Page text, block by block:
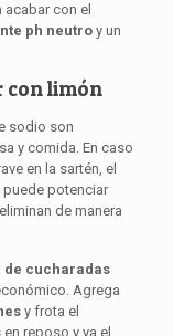
con el
ph neutroy un
con limón
sodio son
y comida. En caso
en la sartén, el
potenciar
de manera
de cucharadas
Agrega
y frota el
reposo y ya el